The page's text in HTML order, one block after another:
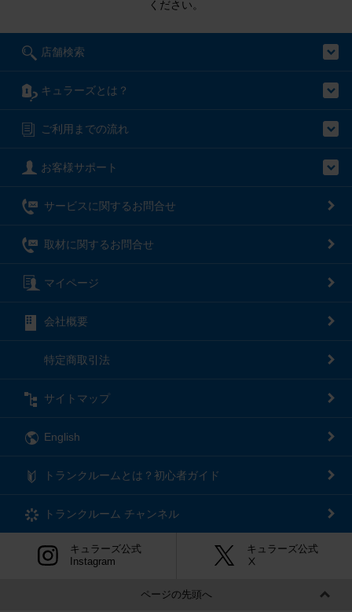
ください。
店舗検索
キュラーズとは？
ご利用までの流れ
お客様サポート
サービスに関するお問合せ
取材に関するお問合せ
マイページ
会社概要
特定商取引法
サイトマップ
English
トランクルームとは？初心者ガイド
トランクルーム チャンネル
キュラーズ公式
Instagram
キュラーズ公式
Ⅹ
ページの先頭へ